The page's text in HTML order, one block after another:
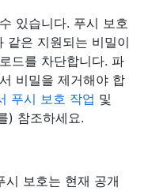
있습니다. 푸시 보호
같은 지원되는 비밀이
드를 차단합니다. 파
비밀을 제거해야 합
푸시 보호 작업 및
) 참조하세요.
시 보호는 현재 공개